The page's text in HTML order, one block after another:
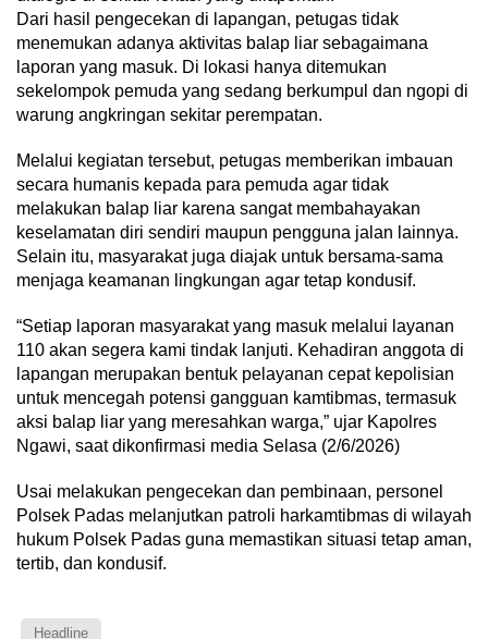
Dari hasil pengecekan di lapangan, petugas tidak
menemukan adanya aktivitas balap liar sebagaimana
laporan yang masuk. Di lokasi hanya ditemukan
sekelompok pemuda yang sedang berkumpul dan ngopi di
warung angkringan sekitar perempatan.
Melalui kegiatan tersebut, petugas memberikan imbauan
secara humanis kepada para pemuda agar tidak
melakukan balap liar karena sangat membahayakan
keselamatan diri sendiri maupun pengguna jalan lainnya.
Selain itu, masyarakat juga diajak untuk bersama-sama
menjaga keamanan lingkungan agar tetap kondusif.
“Setiap laporan masyarakat yang masuk melalui layanan
110 akan segera kami tindak lanjuti. Kehadiran anggota di
lapangan merupakan bentuk pelayanan cepat kepolisian
untuk mencegah potensi gangguan kamtibmas, termasuk
aksi balap liar yang meresahkan warga,” ujar Kapolres
Ngawi, saat dikonfirmasi media Selasa (2/6/2026)
Usai melakukan pengecekan dan pembinaan, personel
Polsek Padas melanjutkan patroli harkamtibmas di wilayah
hukum Polsek Padas guna memastikan situasi tetap aman,
tertib, dan kondusif.
Headline